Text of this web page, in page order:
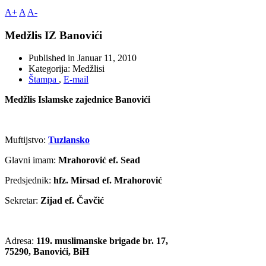
A+ A A-
Medžlis IZ Banovići
Published in Januar 11, 2010
Kategorija: Medžlisi
Štampa , E-mail
Medžlis Islamske zajednice Banovići
Muftijstvo: Tuzlansko
Glavni imam: Mrahorović ef. Sead
Predsjednik: hfz. Mirsad ef. Mrahorović
Sekretar: Zijad ef. Čavčić
Adresa: 119. muslimanske brigade br. 17,
75290, Banovići, BiH